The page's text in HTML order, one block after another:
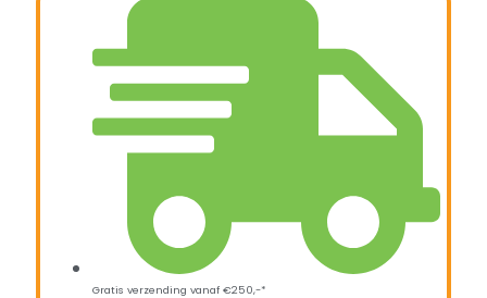
Gratis verzending vanaf €250,-*